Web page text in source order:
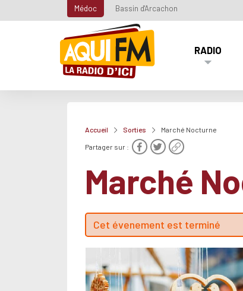
Médoc Bassin d'Arcachon
RADIO
Accueil Sorties Marché Nocturne
Partager sur :
Marché
Cet évenement est terminé